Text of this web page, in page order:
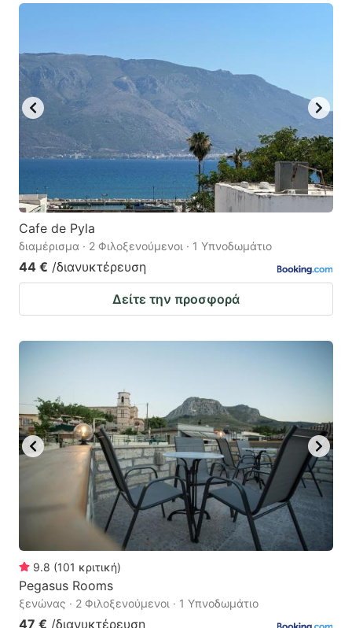
Cafe de Pyla
διαμέρισμα · 2 Φιλοξενούμενοι · 1 Υπνοδωμάτιο
44 € /διανυκτέρευση
Δείτε την προσφορά
9.8 (101 κριτική)
Pegasus Rooms
ξενώνας · 2 Φιλοξενούμενοι · 1 Υπνοδωμάτιο
47 € /διανυκτέρευση